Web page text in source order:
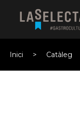
Inici Catàleg